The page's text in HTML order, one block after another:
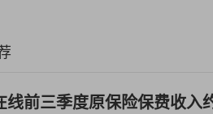
线前三季度原保险保费收入